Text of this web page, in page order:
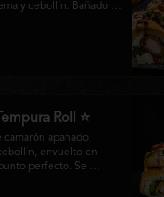
y cebollín. Bañado
fresco. Una
entre el dulzor del
Roll ⭐
apanado,
envuelto en
perfecto. Se